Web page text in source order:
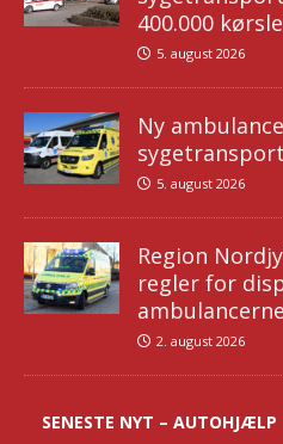
400.000
5. august 2026
Ny
5. august 2026
Region
regler for
ambulancerne
2. august 2026
SENESTE NYT – AUTOHJÆLP